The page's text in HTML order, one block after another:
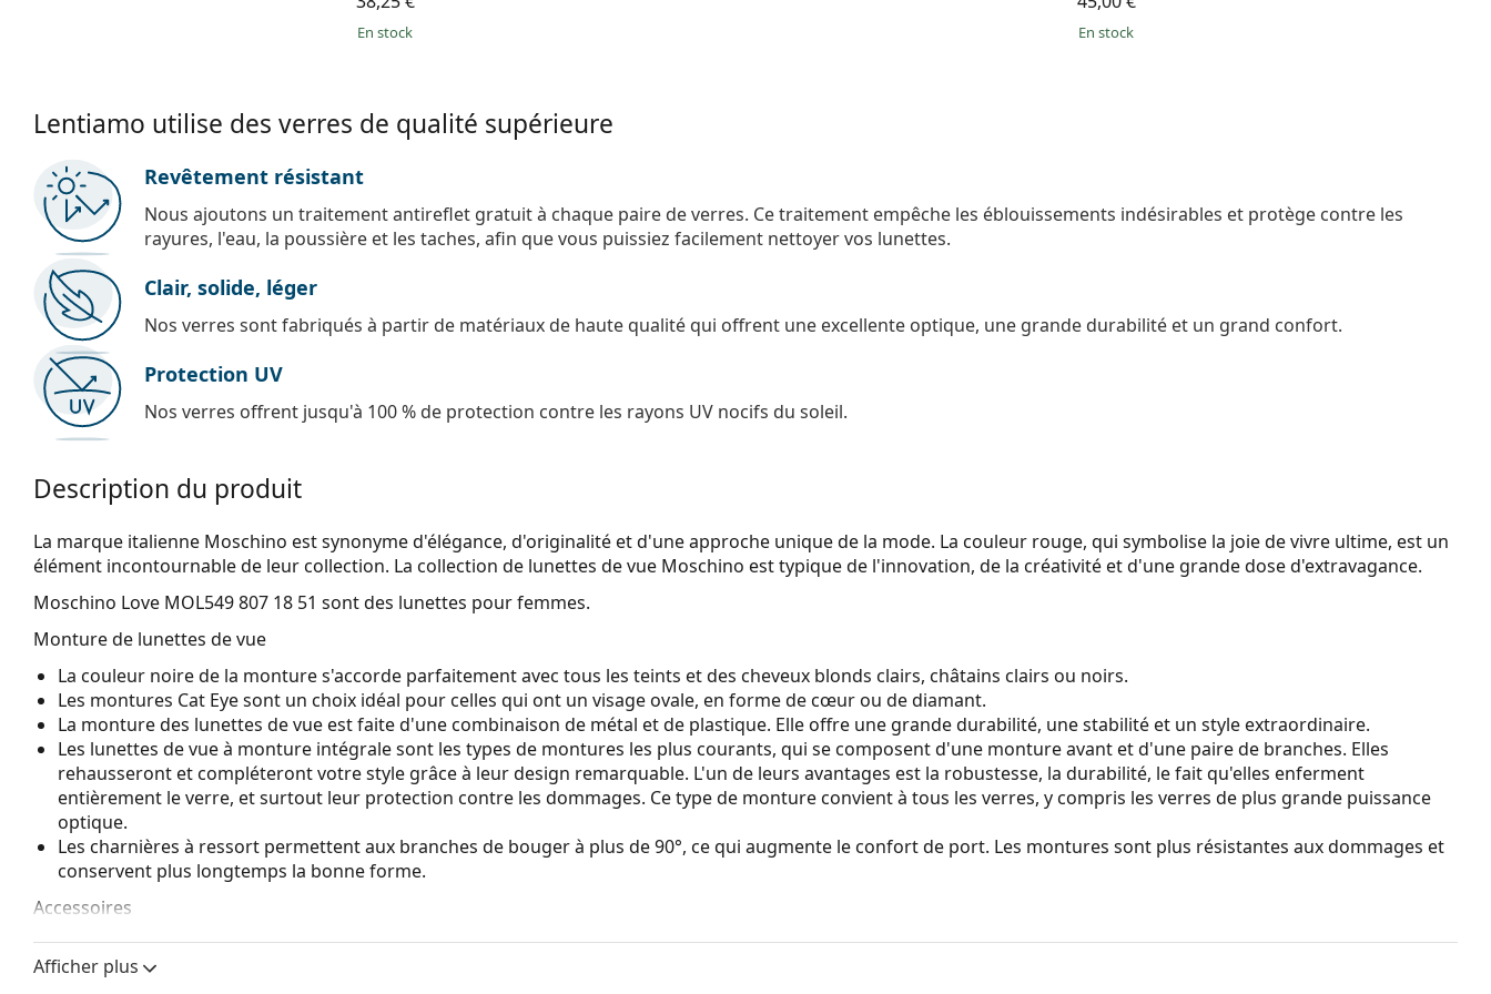
en stock en stock
Lentiamo utilise des verres de qualité supérieure
Revêtement résistant
Nous ajoutons un traitement antireflet gratuit à chaque paire de verres. Ce traitement empêche les éblouissements indésirables et protège contre les
rayures, l'eau, la poussière et les taches, afin que vous puissiez facilement nettoyer vos lunettes.
Clair, solide, léger
Nos verres sont fabriqués à partir de matériaux de haute qualité qui offrent une excellente optique, une grande durabilité et un grand confort.
Protection UV
Nos verres offrent jusqu'à 100 % de protection contre les rayons UV nocifs du soleil.
Description du produit
La marque italienne Moschino est synonyme d'élégance, d'originalité et d'une approche unique de la mode. La couleur rouge, qui symbolise la joie de vivre ultime, est un
élément incontournable de leur collection. La collection de lunettes de vue Moschino est typique de l'innovation, de la créativité et d'une grande dose d'extravagance.
Moschino Love MOL549 807 18 51 sont des lunettes pour femmes.
Monture de lunettes de vue
La couleur noire de la monture s'accorde parfaitement avec tous les teints et des cheveux blonds clairs, châtains clairs ou noirs.
Les montures Cat Eye sont un choix idéal pour celles qui ont un visage ovale, en forme de cœur ou de diamant.
La monture des lunettes de vue est faite d'une combinaison de métal et de plastique. Elle offre une grande durabilité, une stabilité et un style extraordinaire.
Les lunettes de vue à monture intégrale sont les types de montures les plus courants, qui se composent d'une monture avant et d'une paire de branches. Elles
rehausseront et compléteront votre style grâce à leur design remarquable. L'un de leurs avantages est la robustesse, la durabilité, le fait qu'elles enferment
entièrement le verre, et surtout leur protection contre les dommages. Ce type de monture convient à tous les verres, y compris les verres de plus grande puissance
optique.
Les charnières à ressort permettent aux branches de bouger à plus de 90°, ce qui augmente le confort de port. Les montures sont plus résistantes aux dommages et
conservent plus longtemps la bonne forme.
Accessoires
Nous livrons les lunettes dans leur étui d'origine. La couleur de l'étui et son design peuvent varier.
Le chiffon fourni est idéal pour le nettoyage et l'entretien des lunettes. Certains modèles peuvent être livrés avec un sac en tissu au lieu d'un chiffon.
Afficher plus